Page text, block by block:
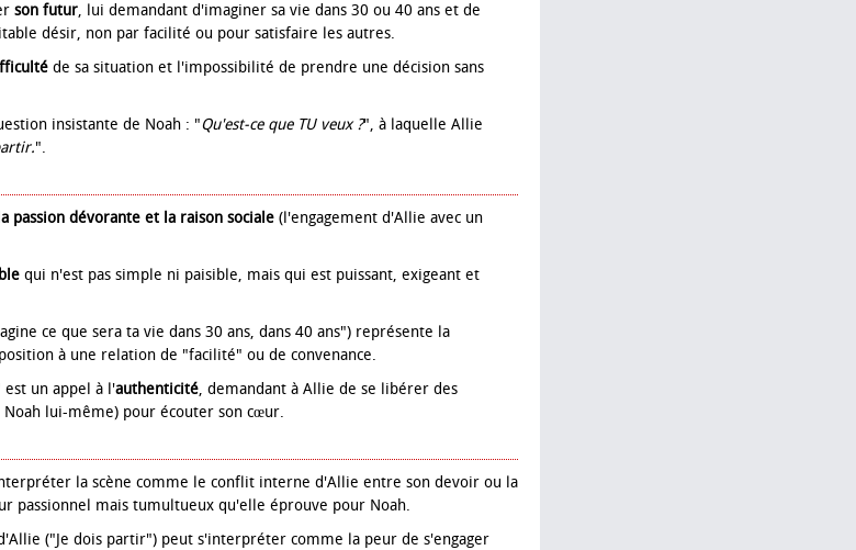
son futur, lui demandant d'imaginer sa vie dans 30 ou 40 ans et de
désir, non par facilité ou pour satisfaire les autres.
de sa situation et l'impossibilité de prendre une décision sans
insistante de Noah : "Qu'est-ce que TU veux ?", à laquelle Allie
".
passion dévorante et la raison sociale (l'engagement d'Allie avec un
qui n'est pas simple ni paisible, mais qui est puissant, exigeant et
ce que sera ta vie dans 30 ans, dans 40 ans") représente la
à une relation de "facilité" ou de convenance.
est un appel à l'authenticité, demandant à Allie de se libérer des
lui-même) pour écouter son cœur.
la scène comme le conflit interne d'Allie entre son devoir ou la
passionnel mais tumultueux qu'elle éprouve pour Noah.
("Je dois partir") peut s'interpréter comme la peur de s'engager